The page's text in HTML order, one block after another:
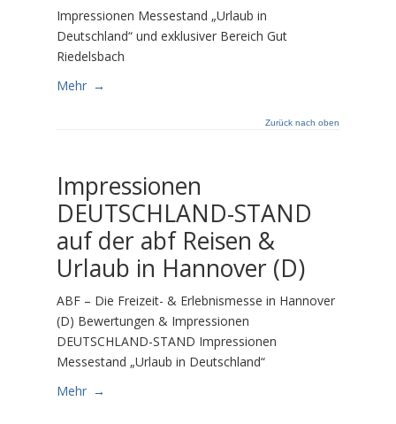
Impressionen Messestand „Urlaub in
Deutschland“ und exklusiver Bereich Gut
Riedelsbach
Mehr →
Zurück nach oben
Impressionen
DEUTSCHLAND-STAND
auf der abf Reisen &
Urlaub in Hannover (D)
ABF – Die Freizeit- & Erlebnismesse in Hannover
(D) Bewertungen & Impressionen
DEUTSCHLAND-STAND Impressionen
Messestand „Urlaub in Deutschland“
Mehr →